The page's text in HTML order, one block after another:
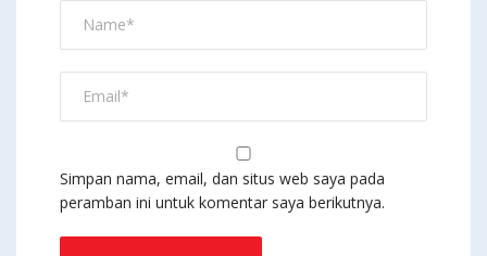
Simpan nama, email, dan situs web saya pada
peramban ini untuk komentar saya berikutnya.